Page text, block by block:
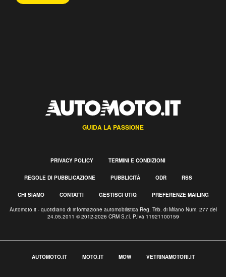
GUIDA LA PASSIONE
PRIVACY POLICY TERMINI E CONDIZIONI
REGOLE DI PUBBLICAZIONE PUBBLICITÀ ODR RSS
CHI SIAMO CONTATTI GESTISCI UTIQ PREFERENZE MAILING
Automoto.it - quotidiano di informazione automobilistica Reg. Trib. di Milano Num. 277 del
24.05.2011 © 2012-2026 CRM S.r.l. P.Iva 11921100159
AUTOMOTO.IT MOTO.IT MOW VETRINAMOTORI.IT